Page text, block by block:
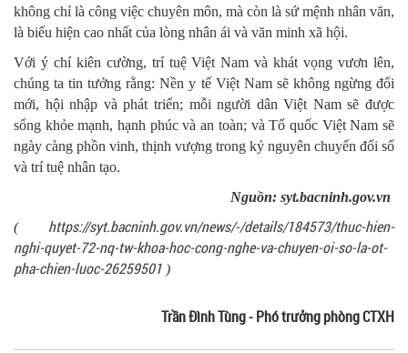
không chỉ là công việc chuyên môn, mà còn là sứ mệnh nhân văn,
là biểu hiện cao nhất của lòng nhân ái và văn minh xã hội.
Với ý chí kiên cường, trí tuệ Việt Nam và khát vọng vươn lên,
chúng ta tin tưởng rằng: Nền y tế Việt Nam sẽ không ngừng đổi
mới, hội nhập và phát triển; mỗi người dân Việt Nam sẽ được
sống khỏe mạnh, hạnh phúc và an toàn; và Tổ quốc Việt Nam sẽ
ngày càng phồn vinh, thịnh vượng trong kỷ nguyên chuyển đổi số
và trí tuệ nhân tạo.
Nguồn: syt.bacninh.gov.vn
( https://syt.bacninh.gov.vn/news/-/details/184573/thuc-hien-
nghi-quyet-72-nq-tw-khoa-hoc-cong-nghe-va-chuyen-oi-so-la-ot-
pha-chien-luoc-26259501 )
Trần Đình Tùng - Phó trưởng phòng CTXH